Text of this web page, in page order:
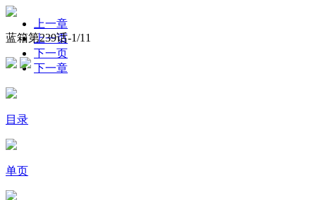
蓝箱第239话-1/11
上一章
上一页
下一页
下一章
目录
单页